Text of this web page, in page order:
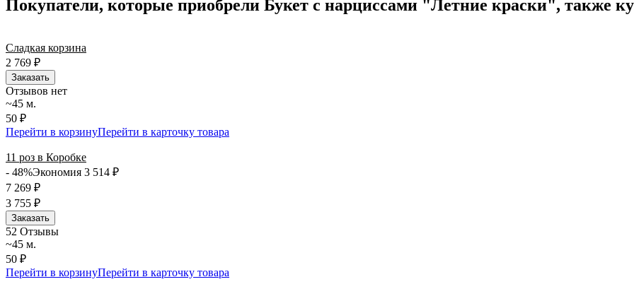
Покупатели, которые приобрели Букет с нарциссами "Летние краски", также
Сладкая корзина
2 769 ₽
Заказать
Отзывов нет
~45 м.
50 ₽
Перейти в корзинуПерейти в карточку товара
11 роз в Коробке
- 48%Экономия 3 514 ₽
7 269 ₽
3 755 ₽
Заказать
52 Отзывы
~45 м.
50 ₽
Перейти в корзинуПерейти в карточку товара